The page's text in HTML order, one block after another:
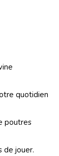
quotidien
poutres
de jouer.